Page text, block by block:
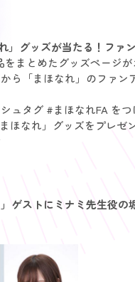
グッズが当たる！ファ
をまとめたグッズページが
ら「まほなれ」のファ
ュタグ #まほなれFA をつ
ほなれ」グッズをプレゼ
ストにミナミ先生役の